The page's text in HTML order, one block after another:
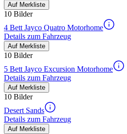
Auf Merkliste
10 Bilder
4 Bett Jayco Quatro Motorhome
Details zum Fahrzeug
Auf Merkliste
10 Bilder
5 Bett Jayco Excursion Motorhome
Details zum Fahrzeug
Auf Merkliste
10 Bilder
Desert Sands
Details zum Fahrzeug
Auf Merkliste